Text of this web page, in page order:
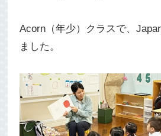
Acorn（年少）クラスで、
ました。